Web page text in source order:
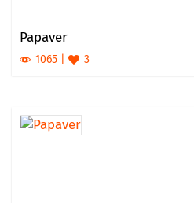
Papaver
1065 3